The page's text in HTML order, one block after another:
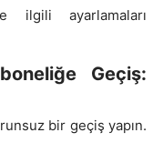
ilgili ayarlamaları
Geçiş:
bir geçiş yapın.